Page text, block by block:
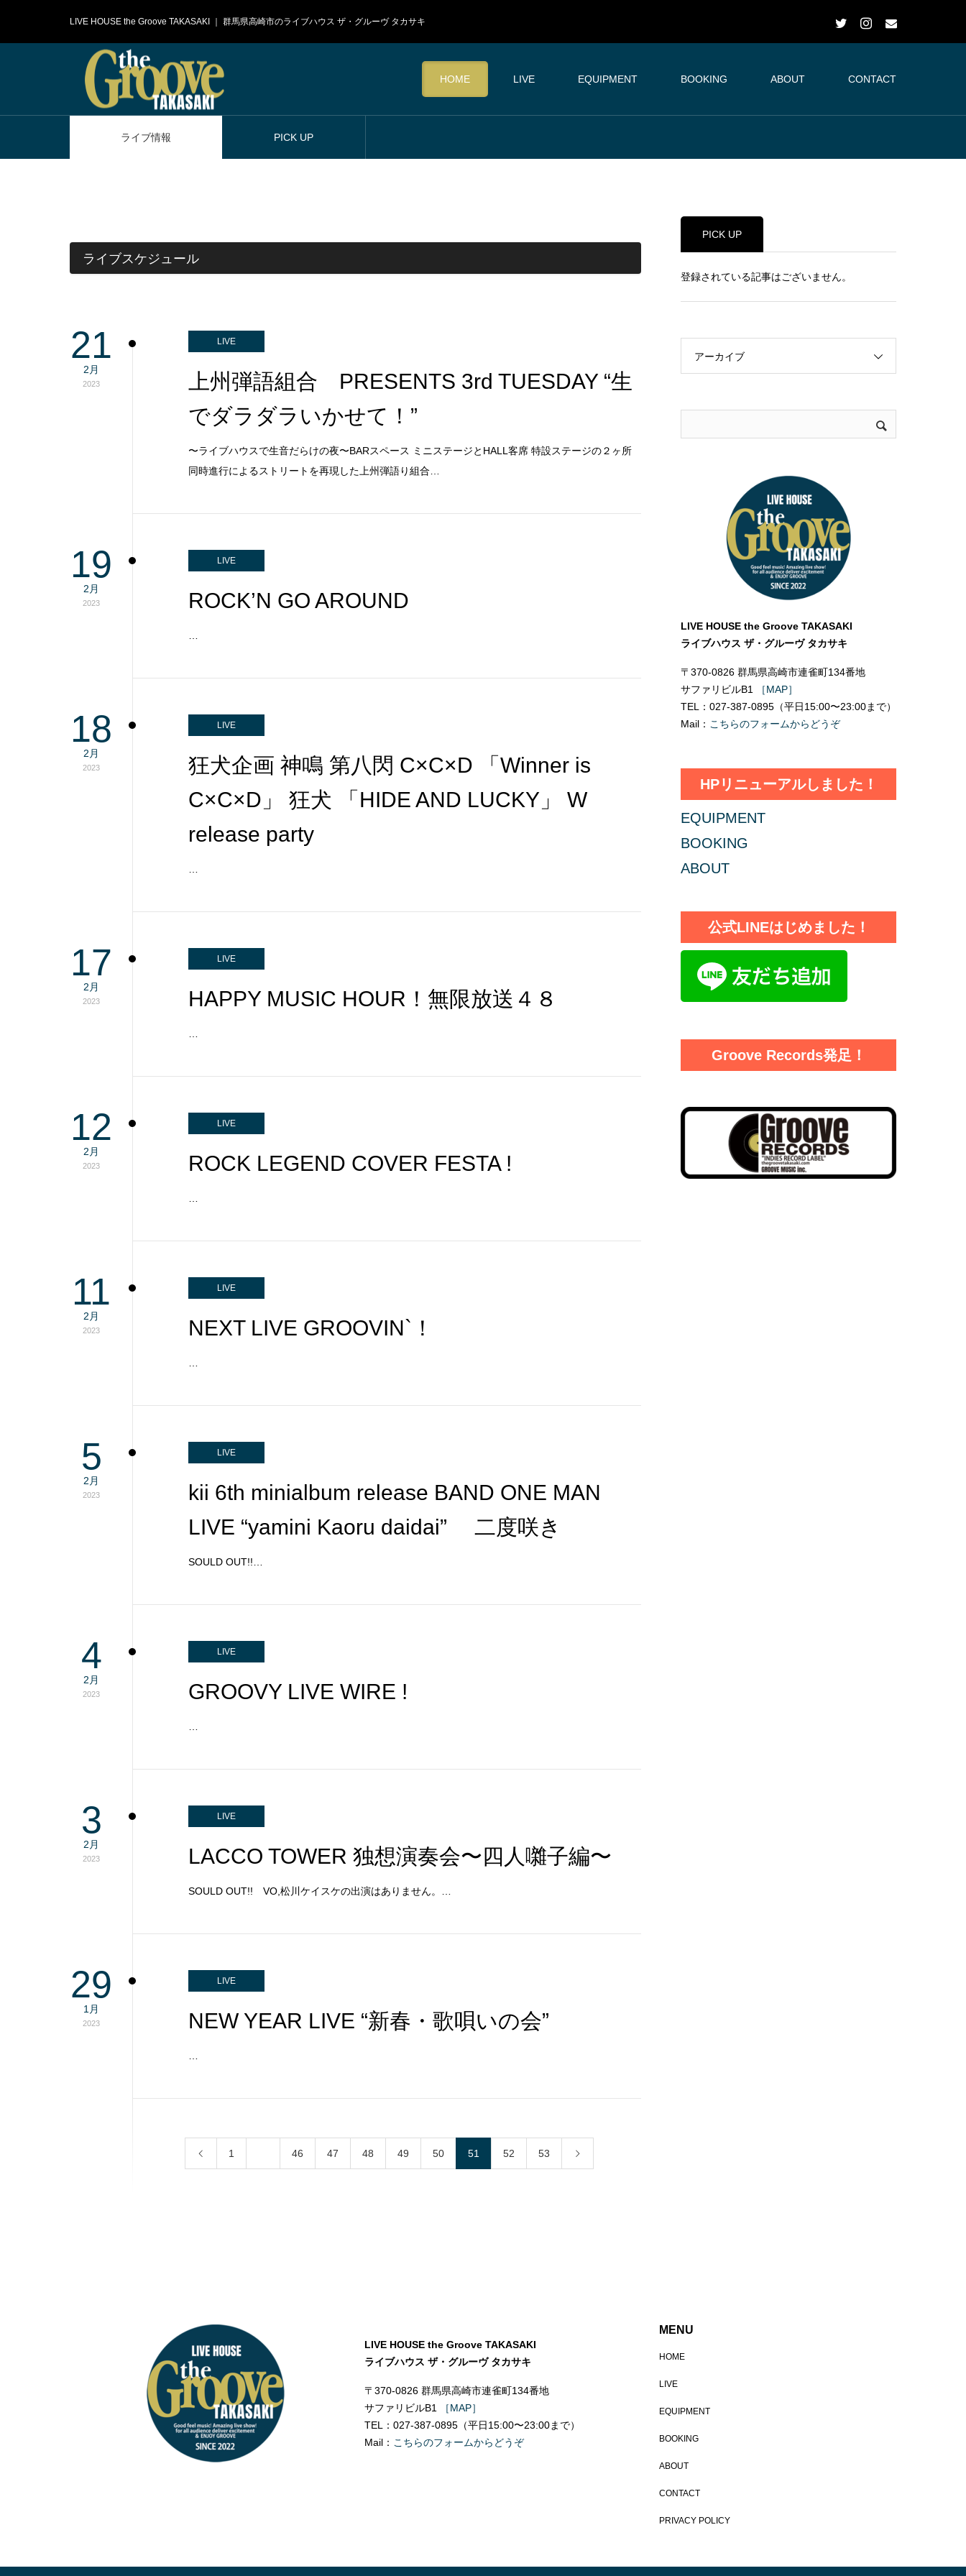
LIVE HOUSE the Groove TAKASAKI ｜ 群馬県高崎市のライブハウス ザ・グルーヴ タカサキ
HOME LIVE EQUIPMENT BOOKING ABOUT CONTACT
ライブ情報 PICK UP
ライブスケジュール
21
2月
2023
LIVE
上州弾語組合 PRESENTS 3rd TUESDAY “生
でダラダラいかせて！”
〜ライブハウスで生音だらけの夜〜BARスペース ミニステージとHALL客席 特設ステージの２ヶ所
同時進行によるストリートを再現した上州弾語り組合…
19
2月
2023
LIVE
ROCK’N GO AROUND
18
2月
2023
LIVE
狂犬企画 神鳴 第八閃 C×C×D 「Winner is
C×C×D」 狂犬 「HIDE AND LUCKY」 W
release party
17
2月
2023
LIVE
HAPPY MUSIC HOUR！無限放送４８
12
2月
2023
LIVE
ROCK LEGEND COVER FESTA !
11
2月
2023
LIVE
NEXT LIVE GROOVIN`！
5
2月
2023
LIVE
kii 6th minialbum release BAND ONE MAN
LIVE “yamini Kaoru daidai” 二度咲き
SOULD OUT!!…
4
2月
2023
LIVE
GROOVY LIVE WIRE !
3
2月
2023
LIVE
LACCO TOWER 独想演奏会〜四人囃子編〜
SOULD OUT!! VO,松川ケイスケの出演はありません。…
29
1月
2023
LIVE
NEW YEAR LIVE “新春・歌唄いの会”
1 46 47 48 49 50 51 52 53
PICK UP
登録されている記事はございません。
アーカイブ
LIVE HOUSE the Groove TAKASAKI
ライブハウス ザ・グルーヴ タカサキ
〒370-0826 群馬県高崎市連雀町134番地
サファリビルB1
［MAP］
TEL：027-387-0895（平日15:00〜23:00まで）
Mail： こちらのフォームからどうぞ
HPリニューアルしました！
EQUIPMENT
BOOKING
ABOUT
公式LINEはじめました！
Groove Records発足！
LIVE HOUSE the Groove TAKASAKI
ライブハウス ザ・グルーヴ タカサキ
〒370-0826 群馬県高崎市連雀町134番地
サファリビルB1
［MAP］
TEL：027-387-0895（平日15:00〜23:00まで）
Mail： こちらのフォームからどうぞ
MENU
HOME
LIVE
EQUIPMENT
BOOKING
ABOUT
CONTACT
PRIVACY POLICY